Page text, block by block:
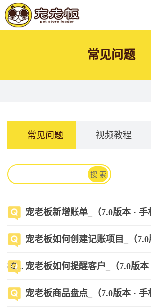
常见问题
常见问题 视频教程
搜 索
宠老板新增账单_（7.0版本 · 手
宠老板如何创建记账项目_（7.0
教... 宠老板如何提醒客户_（7.0版本
宠老板商品盘点_（7.0版本 · 手